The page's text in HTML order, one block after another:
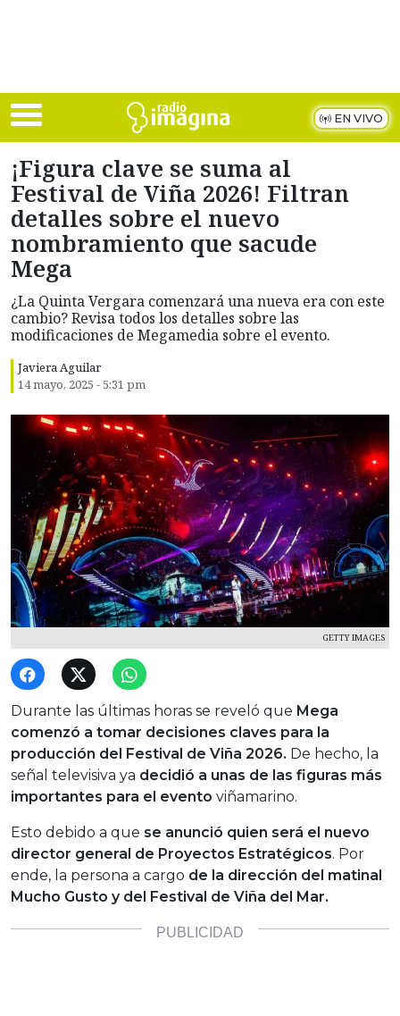
EN VIVO
¡Figura clave se suma al
Festival de Viña 2026! Filtran
detalles sobre el nuevo
nombramiento que sacude
Mega
¿La Quinta Vergara comenzará una nueva era con este
cambio? Revisa todos los detalles sobre las
modificaciones de Megamedia sobre el evento.
Javiera Aguilar
14 mayo, 2025 - 5:31 pm
GETTY IMAGES
Durante las últimas horas se reveló que Mega
comenzó a tomar decisiones claves para la
producción del Festival de Viña 2026. De hecho, la
señal televisiva ya decidió a unas de las figuras más
importantes para el evento viñamarino.
Esto debido a que se anunció quien será el nuevo
director general de Proyectos Estratégicos. Por
ende, la persona a cargo de la dirección del matinal
Mucho Gusto y del Festival de Viña del Mar.